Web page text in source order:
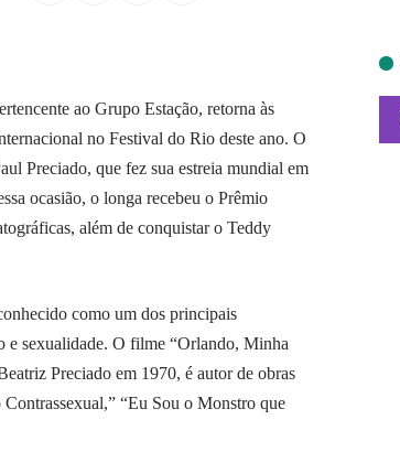
ao Grupo Estação, retorna às
no Festival do Rio deste ano. O
Preciado, que fez sua estreia mundial em
ocasião, o longa recebeu o Prêmio
além de conquistar o Teddy
como um dos principais
e sexualidade. O filme “Orlando, Minha
Preciado em 1970, é autor de obras
“Eu Sou o Monstro que